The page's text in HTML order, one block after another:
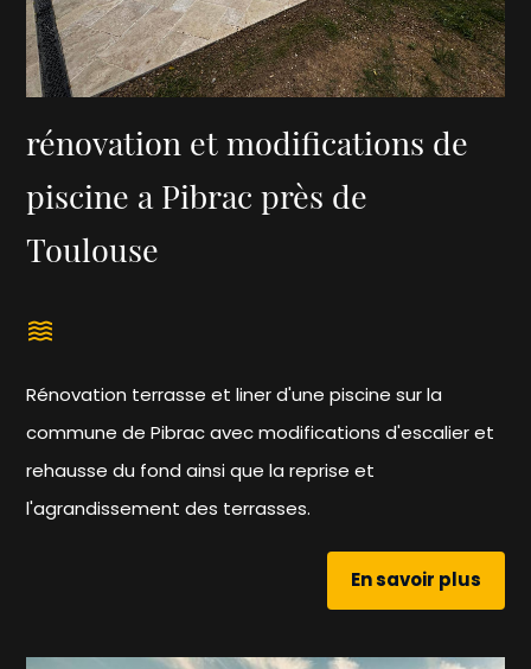
rénovation et modifications de
piscine a Pibrac près de
Toulouse
waves
Rénovation terrasse et liner d'une piscine sur la
commune de Pibrac avec modifications d'escalier et
rehausse du fond ainsi que la reprise et
l'agrandissement des terrasses.
En savoir plus